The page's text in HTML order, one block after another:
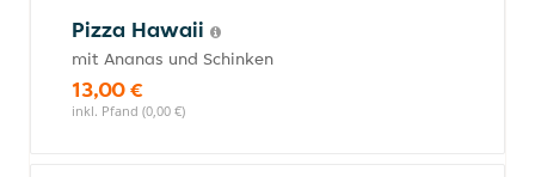
Pizza Hawaii
mit Ananas und Schinken
13,00 €
inkl. Pfand (0,00 €)